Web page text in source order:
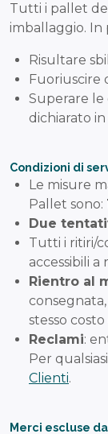
Tutti i pallet
imballaggio. In
Risultare
Fuoriuscire
Superare le
dichiarato
Condizioni di
Le misure
Pallet sono:
Due
Tutti i ritiri/
accessibili a
Rientro al
stesso
Reclami:
Per
Clienti.
Merci escluse